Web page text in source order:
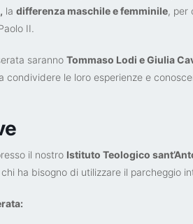
la differenza maschile e femminile, per
II.
saranno Tommaso Lodi e Giulia
condividere le loro esperienze e
il nostro Istituto Teologico
ha bisogno di utilizzare il parcheggio